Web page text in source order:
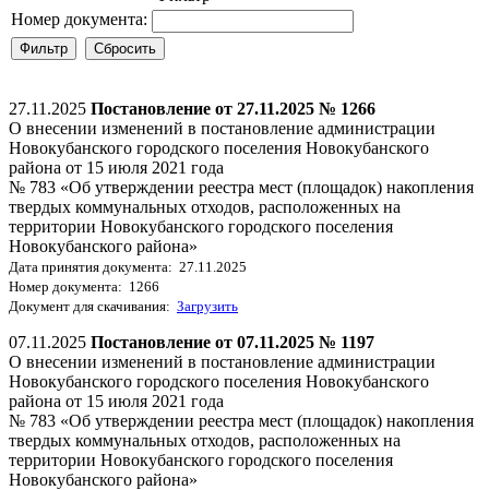
Номер документа:
27.11.2025 Постановление от 27.11.2025 № 1266
О внесении изменений в постановление администрации
Новокубанского городского поселения Новокубанского
района от 15 июля 2021 года
№ 783 «Об утверждении реестра мест (площадок) накопления
твердых коммунальных отходов, расположенных на
территории Новокубанского городского поселения
Новокубанского района»
Дата принятия документа: 27.11.2025
Номер документа: 1266
Документ для скачивания: Загрузить
07.11.2025 Постановление от 07.11.2025 № 1197
О внесении изменений в постановление администрации
Новокубанского городского поселения Новокубанского
района от 15 июля 2021 года
№ 783 «Об утверждении реестра мест (площадок) накопления
твердых коммунальных отходов, расположенных на
территории Новокубанского городского поселения
Новокубанского района»